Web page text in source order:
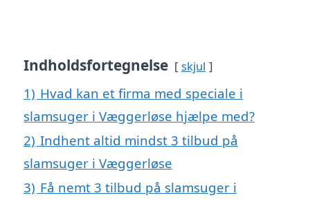
Indholdsfortegnelse skjul
1) Hvad kan et firma med speciale i
slamsuger i Væggerløse hjælpe med?
2) Indhent altid mindst 3 tilbud på
slamsuger i Væggerløse
3) Få nemt 3 tilbud på slamsuger i